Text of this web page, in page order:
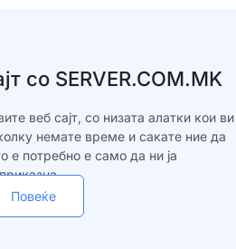
со SERVER.COM.MK
веб сајт, со низата алатки кои ви
немате време и сакате ние да
е потребно е само да ни ја
Повеќе